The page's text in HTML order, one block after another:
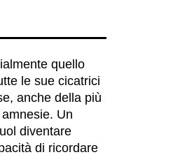
quello
le sue cicatrici
anche della più
Un
diventare
di ricordare